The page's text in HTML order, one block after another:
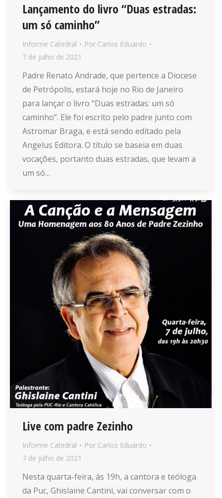
Lançamento do livro “Duas estradas:
um só caminho”
Informe Catedral Por Carlos Eduardo
7 de julho de 2021
Padre Renato Andrade, que pertence a Diocese
de Petrópolis, estará hoje no Rio de Janeiro
para lançar o livro “Duas estradas: um só
caminho”. Ele foi escrito pelo padre junto com
Astromar Braga, e está sendo editado pela
Angelus Editora. O título se baseia em duas
vocações, portanto duas estradas, que levam a
um só…
Live com padre Zezinho
Informe Catedral Por Carlos Eduardo
7 de julho de 2021
Nesta quarta-feira, às 19h, a cantora e teóloga
da Puc, Ghislaine Cantini, vai conversar com o